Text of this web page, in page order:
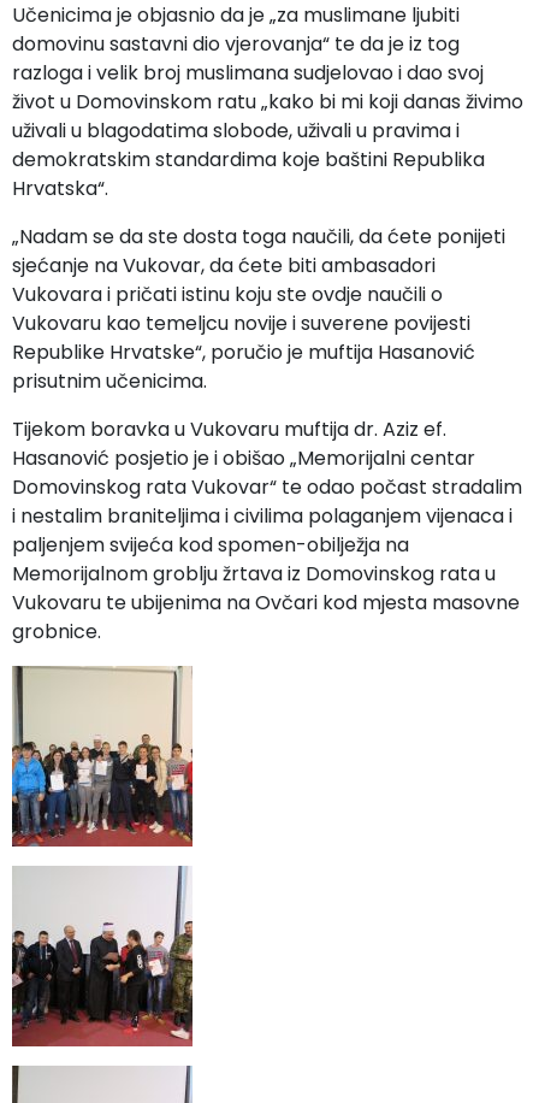
Učenicima je objasnio da je „za muslimane ljubiti
domovinu sastavni dio vjerovanja“ te da je iz tog
razloga i velik broj muslimana sudjelovao i dao svoj
život u Domovinskom ratu „kako bi mi koji danas živimo
uživali u blagodatima slobode, uživali u pravima i
demokratskim standardima koje baštini Republika
Hrvatska“.
„Nadam se da ste dosta toga naučili, da ćete ponijeti
sjećanje na Vukovar, da ćete biti ambasadori
Vukovara i pričati istinu koju ste ovdje naučili o
Vukovaru kao temeljcu novije i suverene povijesti
Republike Hrvatske“, poručio je muftija Hasanović
prisutnim učenicima.
Tijekom boravka u Vukovaru muftija dr. Aziz ef.
Hasanović posjetio je i obišao „Memorijalni centar
Domovinskog rata Vukovar“ te odao počast stradalim
i nestalim braniteljima i civilima polaganjem vijenaca i
paljenjem svijeća kod spomen-obilježja na
Memorijalnom groblju žrtava iz Domovinskog rata u
Vukovaru te ubijenima na Ovčari kod mjesta masovne
grobnice.